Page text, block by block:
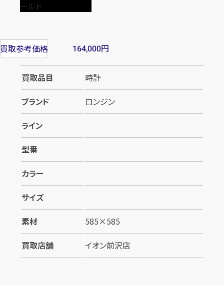
買取参考価格 164,000円
買取品目
時計
ブランド
ロンジン
ライン
型番
カラー
サイズ
素材
585×585
買取店舗
イオン前沢店